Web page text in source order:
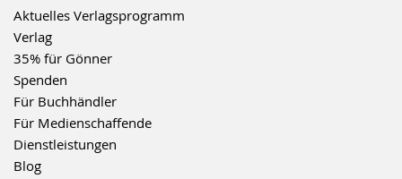
Aktuelles Verlagsprogramm
Verlag
35% für Gönner
Spenden
Für Buchhändler
Für Medienschaffende
Dienstleistungen
Blog